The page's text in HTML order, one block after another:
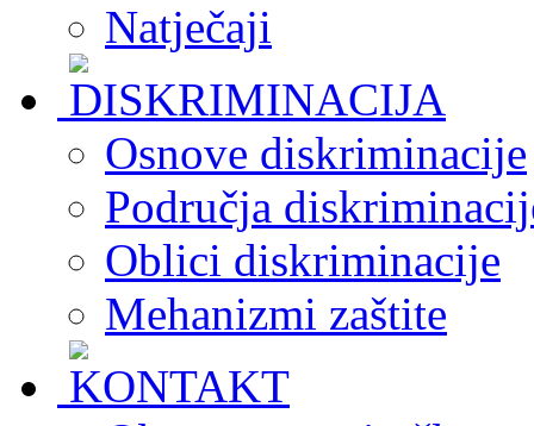
Natječaji
Osnove diskriminacije
Područja
Oblici diskriminacije
Mehanizmi zaštite